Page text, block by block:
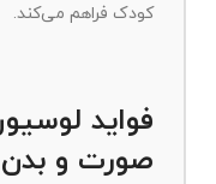
کودک فراهم می‌کند.
فواید
صورت و